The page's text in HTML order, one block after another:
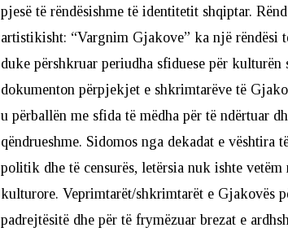
pjesë të rëndësishme të identitetit shqiptar.
artistikisht: “Vargnim Gjakove” ka një rëndësi
duke përshkruar periudha sfiduese për
dokumenton përpjekjet e shkrimtarëve të
u përballën me sfida të mëdha për të ndërtuar
qëndrueshme. Sidomos nga dekadat e
politik dhe të censurës, letërsia nuk ishte
kulturore. Veprimtarët/shkrimtarët e Gjakovës
padrejtësitë dhe për të frymëzuar brezat e